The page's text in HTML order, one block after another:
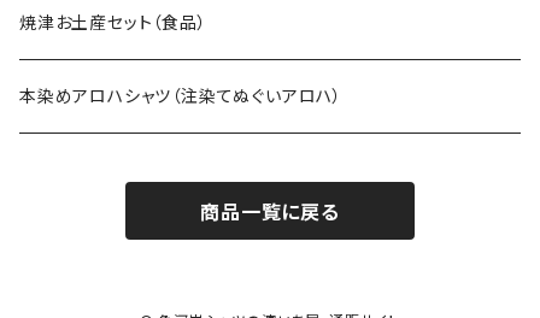
焼津お土産セット（食品）
本染めアロハシャツ（注染てぬぐいアロハ）
商品一覧に戻る